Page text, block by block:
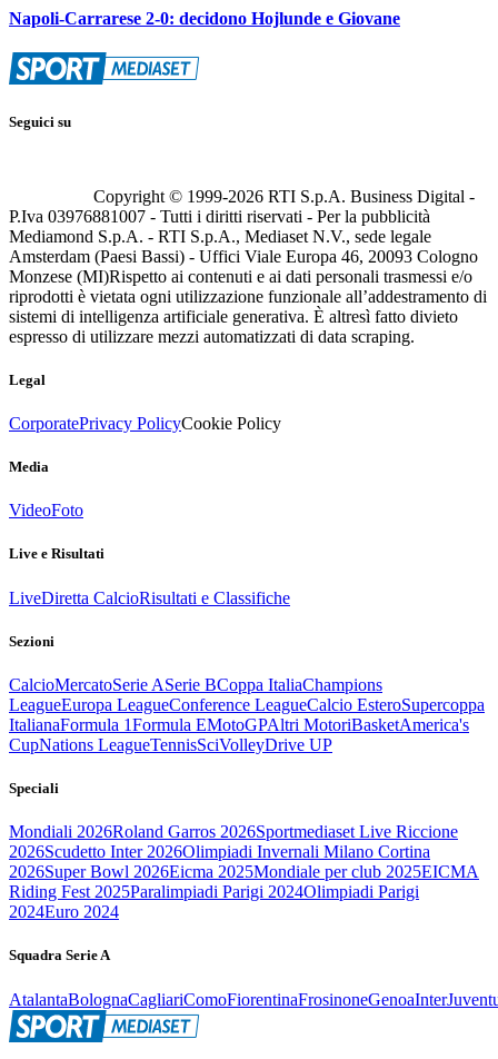
Napoli-Carrarese 2-0: decidono Hojlunde e Giovane
Seguici su
Copyright © 1999-2026 RTI S.p.A. Business Digital -
P.Iva 03976881007 - Tutti i diritti riservati - Per la pubblicità
Mediamond S.p.A. - RTI S.p.A., Mediaset N.V., sede legale
Amsterdam (Paesi Bassi) - Uffici Viale Europa 46, 20093 Cologno
Monzese (MI)Rispetto ai contenuti e ai dati personali trasmessi e/o
riprodotti è vietata ogni utilizzazione funzionale all’addestramento di
sistemi di intelligenza artificiale generativa. È altresì fatto divieto
espresso di utilizzare mezzi automatizzati di data scraping.
Legal
CorporatePrivacy PolicyCookie Policy
Media
VideoFoto
Live e Risultati
LiveDiretta CalcioRisultati e Classifiche
Sezioni
CalcioMercatoSerie ASerie BCoppa ItaliaChampions
LeagueEuropa LeagueConference LeagueCalcio EsteroSupercoppa
ItalianaFormula 1Formula EMotoGPAltri MotoriBasketAmerica's
CupNations LeagueTennisSciVolleyDrive UP
Speciali
Mondiali 2026Roland Garros 2026Sportmediaset Live Riccione
2026Scudetto Inter 2026Olimpiadi Invernali Milano Cortina
2026Super Bowl 2026Eicma 2025Mondiale per club 2025EICMA
Riding Fest 2025Paralimpiadi Parigi 2024Olimpiadi Parigi
2024Euro 2024
Squadra Serie A
AtalantaBolognaCagliariComoFiorentinaFrosinoneGenoaInter